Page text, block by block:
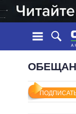
ЛЕНТА
СОБЫТИЯ